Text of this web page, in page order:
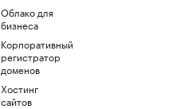
Облако для
бизнеса
Корпоративный
регистратор
доменов
Хостинг
сайтов